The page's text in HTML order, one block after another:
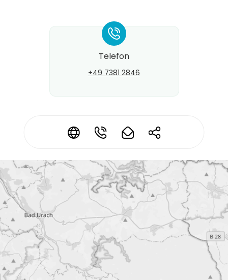
* * * *
*
Telefon
+49 7381 2846
Kontaktdaten ändern?